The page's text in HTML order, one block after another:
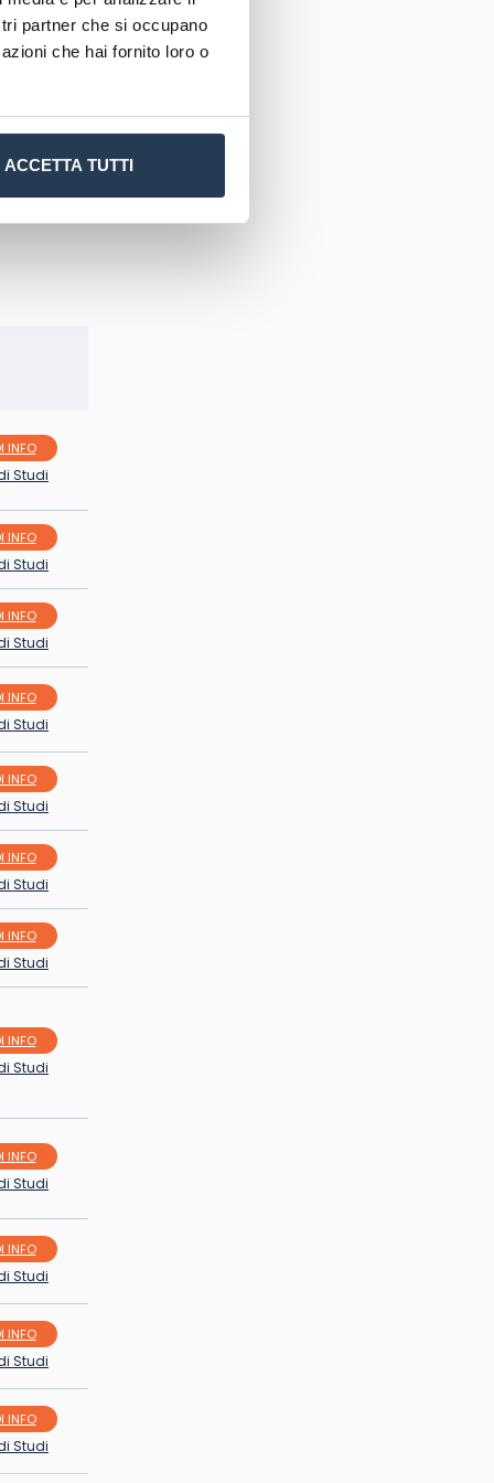
partner che si occupano
che hai fornito loro o
ACCETTA TUTTI
scelta
INFO
Studi
INFO
Studi
INFO
Studi
INFO
Studi
INFO
Studi
INFO
Studi
INFO
Studi
INFO
Studi
INFO
Studi
INFO
Studi
INFO
Studi
INFO
Studi